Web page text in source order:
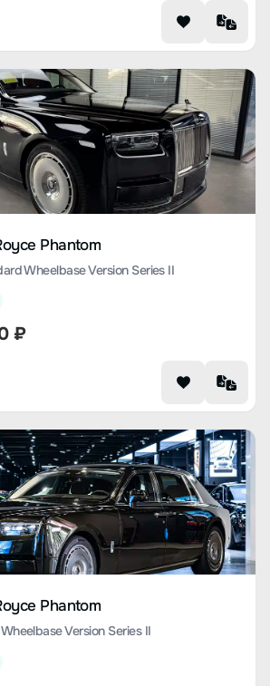
Phantom
Wheelbase Version Series II
₽
Phantom
Version Series II